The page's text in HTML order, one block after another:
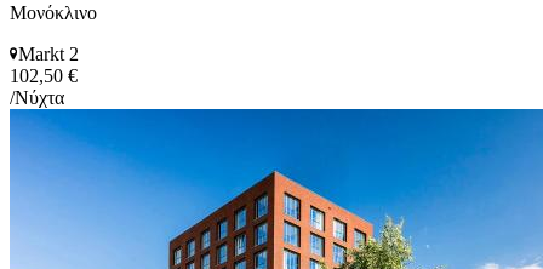
Μονόκλινο
Markt 2
102,50 €
/Νύχτα